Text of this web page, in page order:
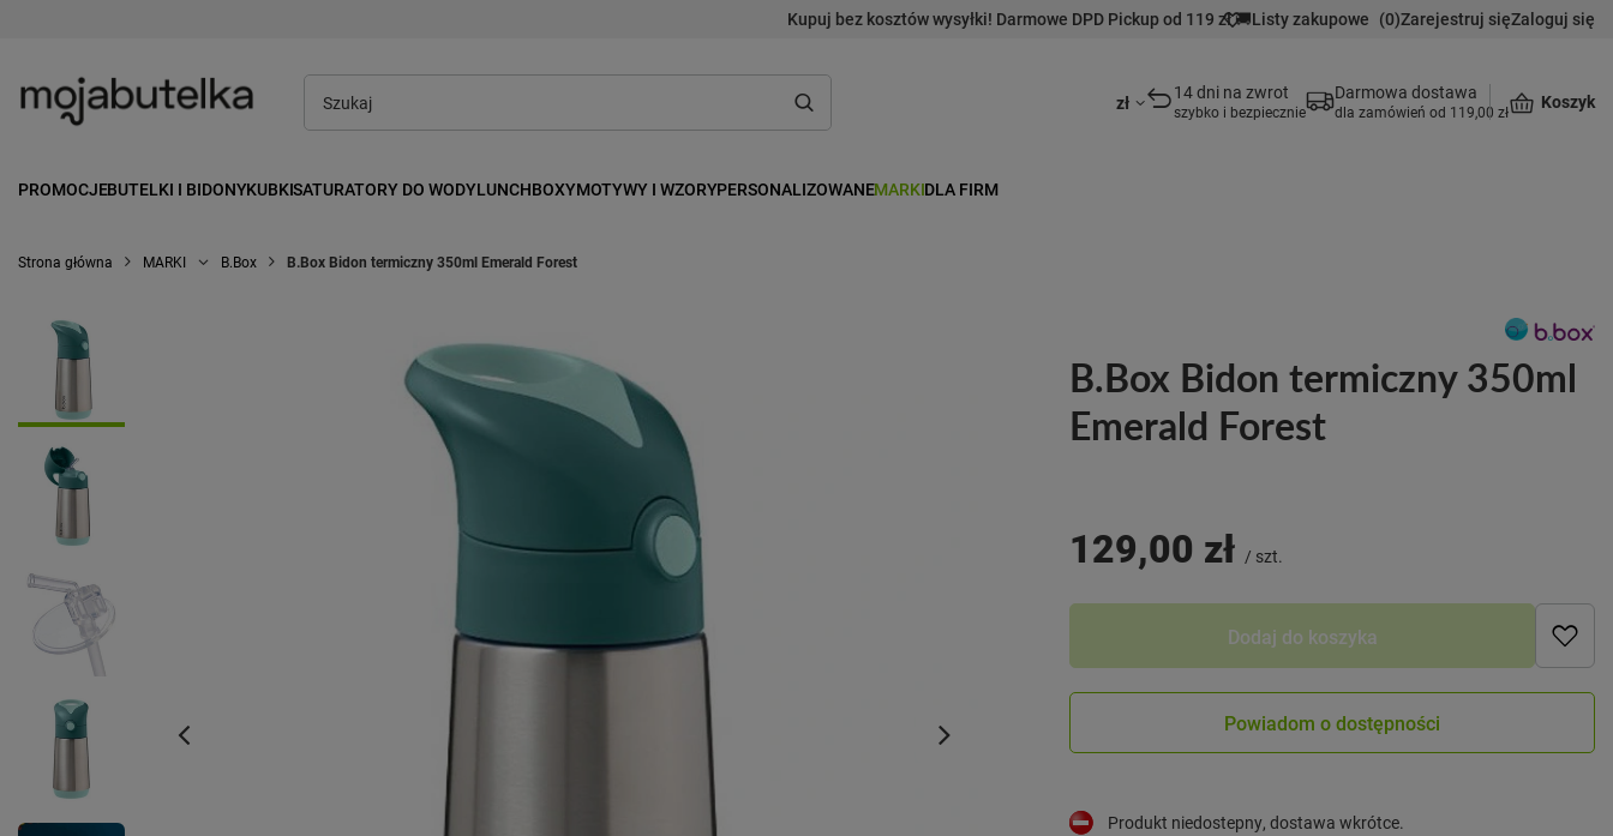
Kupuj bez kosztów wysyłki! Darmowe DPD Pickup od 119 zł 🚚Listy zakupowe (0)Zarejestruj sięZaloguj się
zł 14 dni na zwrot
szybko i bezpiecznie
Darmowa dostawa
dla zamówień od 119,00 zł Koszyk
PROMOCJEBUTELKI I BIDONYKUBKISATURATORY DO WODYLUNCHBOXYMOTYWY I WZORYPERSONALIZOWANEMARKIDLA FIRM
Strona główna MARKI B.Box B.Box Bidon termiczny 350ml Emerald Forest
B.Box Bidon termiczny 350ml
Emerald Forest
129,00 zł / szt.
Dodaj do koszyka
Powiadom o dostępności
Produkt niedostepny, dostawa wkrótce